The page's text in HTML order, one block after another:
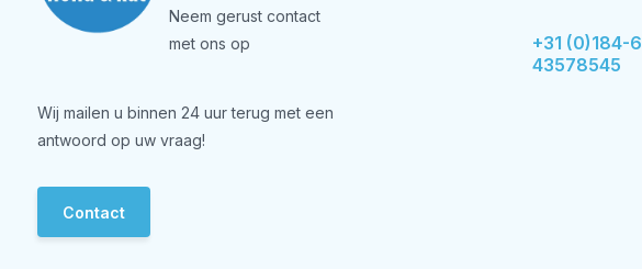
Neem gerust contact
met ons op
Wij mailen u binnen 24 uur terug met een
antwoord op uw vraag!
Contact
+31 (0)184-
43578545